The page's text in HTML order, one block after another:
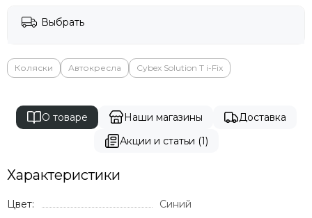
Выбрать
Коляски Автокресла Cybex Solution T i-Fix
О товаре Наши магазины
Доставка
Акции и статьи (1)
Характеристики
Цвет:
Синий